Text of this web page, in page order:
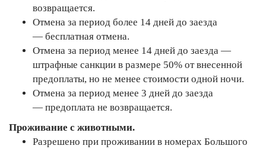
возвращается.
Отмена за период более 14 дней до заезда
— бесплатная отмена.
Отмена за период менее 14 дней до заезда —
штрафные санкции в размере 50% от внесенной
предоплаты, но не менее стоимости одной ночи.
Отмена за период менее 3 дней до заезда
— предоплата не возвращается.
Проживание с животными.
Разрешено при проживании в номерах Большого